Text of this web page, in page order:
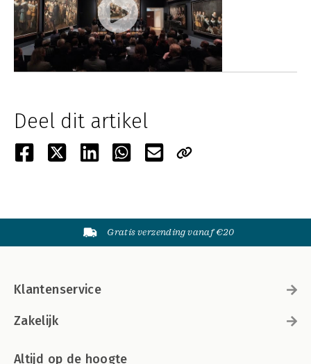
Deel dit artikel
Gratis verzending vanaf €20
Klantenservice
Zakelijk
Altijd op de hoogte